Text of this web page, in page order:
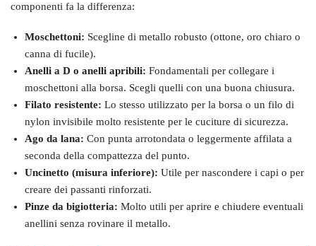
componenti fa la differenza:
Moschettoni: Scegline di metallo robusto (ottone, oro chiaro o
canna di fucile).
Anelli a D o anelli apribili: Fondamentali per collegare i
moschettoni alla borsa. Scegli quelli con una buona chiusura.
Filato resistente: Lo stesso utilizzato per la borsa o un filo di
nylon invisibile molto resistente per le cuciture di sicurezza.
Ago da lana: Con punta arrotondata o leggermente affilata a
seconda della compattezza del punto.
Uncinetto (misura inferiore): Utile per nascondere i capi o per
creare dei passanti rinforzati.
Pinze da bigiotteria: Molto utili per aprire e chiudere eventuali
anellini senza rovinare il metallo.